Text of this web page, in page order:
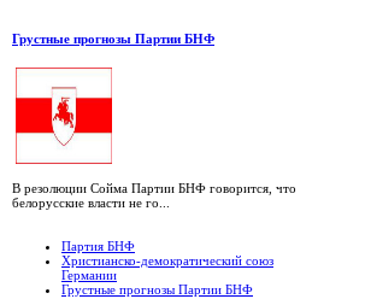
Грустные прогнозы Партии БНФ
В резолюции Сойма Партии БНФ говорится, что
белорусские власти не го...
Партия БНФ
Христианско-демократический союз
Германии
Грустные прогнозы Партии БНФ